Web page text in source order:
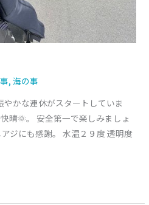
,海の事
かな連休がスタートしていま
晴🌞。 安全第一で楽しみましょ
ジにも感謝。 水温２９度 透明度